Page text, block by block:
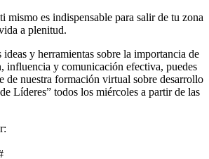
mismo es indispensable para salir de tu zona
a plenitud.
y herramientas sobre la importancia de
influencia y comunicación efectiva, puedes
de nuestra formación virtual sobre desarrollo
Líderes” todos los miércoles a partir de las